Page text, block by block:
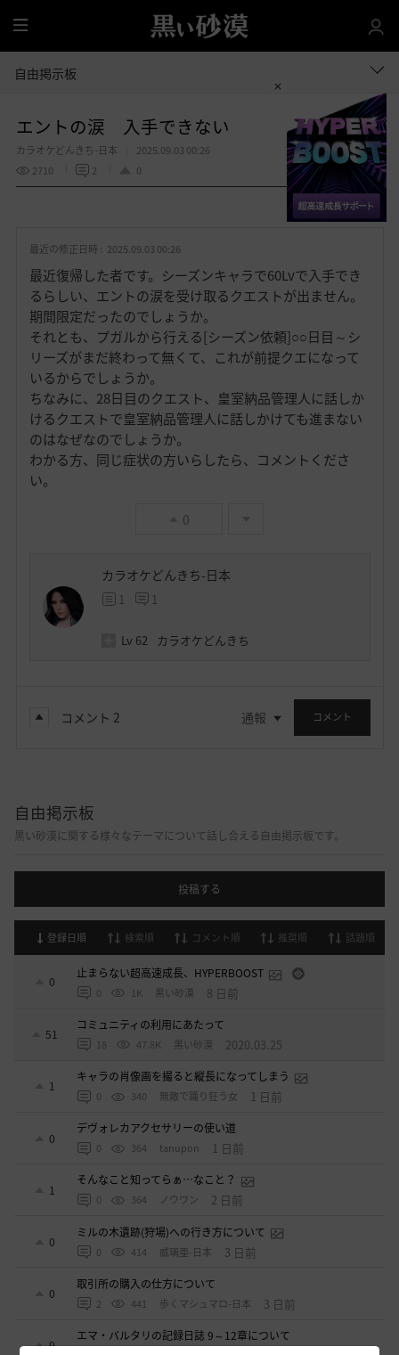
全
体
自由掲示板
エントの涙 入手できない
カラオケどんきち-日本
2025.09.03 00:26
2710
2 0
お
入
り
共有する
最近の修正日時 : 2025.09.03 00:26
最近復帰した者です。シーズンキャラで60Lvで入手でき
るらしい、エントの涙を受け取るクエストが出ません。
期間限定だったのでしょうか。
それとも、プガルから行える[シーズン依頼]○○日目～シ
リーズがまだ終わって無くて、これが前提クエになって
いるからでしょうか。
ちなみに、28日目のクエスト、皇室納品管理人に話しか
けるクエストで皇室納品管理人に話しかけても進まない
のはなぜなのでしょうか。
わかる方、同じ症状の方いらしたら、コメントくださ
い。
0
カラオケどんきち-日本
1 1
Lv 62 カラオケどんきち
コメント 2 通報 コメント
自由掲示板
黒い砂漠に関する様々なテーマについて話し合える自由掲示板です。
投稿する
登録日順 検索順 コメント順 推奨順 話題順
0
止まらない超高速成長、HYPERBOOST
0 1K 黒い砂漠 8 日前
51
コミュニティの利用にあたって
18 47.8K 黒い砂漠 2020.03.25
1
キャラの肖像画を撮ると縦長になってしまう
0 340 無敵で踊り狂う女 1 日前
0
デヴォレカアクセサリーの使い道
0 364 tanupon 1 日前
1
そんなこと知ってらぁ…なこと？
0 364 ノウワン 2 日前
0
ミルの木遺跡(狩場)への行き方について
0 414 威璃亜-日本 3 日前
0
取引所の購入の仕方について
2 441 歩くマシュマロ-日本 3 日前
9
エマ・バルタリの記録日誌 9～12章について